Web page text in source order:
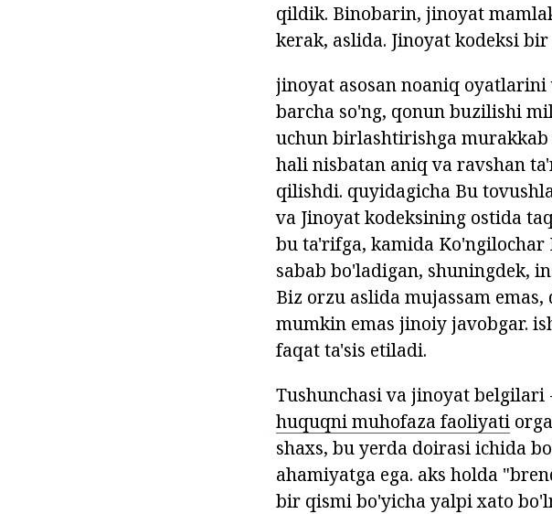
qildik. Binobarin, jinoyat
kerak, aslida. Jinoyat kodeksi
jinoyat asosan noaniq
barcha so'ng, qonun buzilishi
uchun birlashtirishga
hali nisbatan aniq va ravshan
qilishdi. quyidagicha Bu
va Jinoyat kodeksining ostida
bu ta'rifga, kamida
sabab bo'ladigan, shuningdek,
Biz orzu aslida mujassam
mumkin emas jinoiy javobgar.
faqat ta'sis etiladi.
Tushunchasi va jinoyat
huquqni muhofaza faoliyati
shaxs, bu yerda doirasi ichida
ahamiyatga ega. aks holda
bir qismi bo'yicha yalpi xato